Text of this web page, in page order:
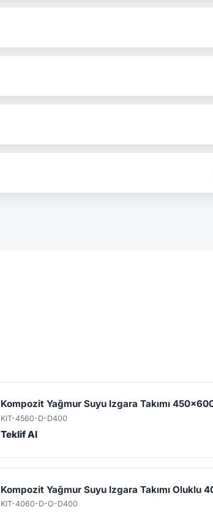
Kompozit Yağmur Suyu Izgara Takımı
KIT-4560-D-D400
Teklif Al
Kompozit Yağmur Suyu Izgara Takımı Oluklu
KIT-4060-D-O-D400